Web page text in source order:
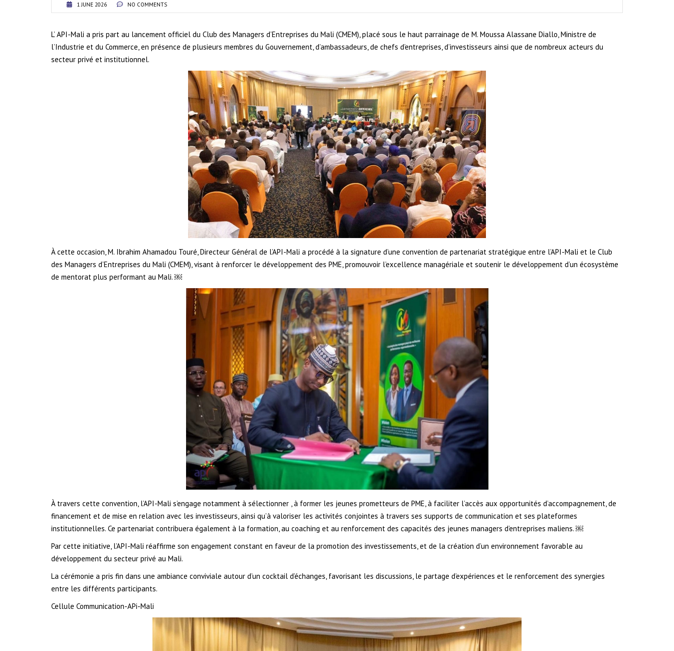
1 JUNE 2026 NO COMMENTS
L’ API-Mali a pris part au lancement officiel du Club des Managers d’Entreprises du Mali (CMEM), placé sous le haut parrainage de M. Moussa Alassane Diallo, Ministre de
l’Industrie et du Commerce, en présence de plusieurs membres du Gouvernement, d’ambassadeurs, de chefs d’entreprises, d’investisseurs ainsi que de nombreux acteurs du
secteur privé et institutionnel.
À cette occasion, M. Ibrahim Ahamadou Touré, Directeur Général de l’API-Mali a procédé à la signature d’une convention de partenariat stratégique entre l’API-Mali et le Club
des Managers d’Entreprises du Mali (CMEM), visant à renforcer le développement des PME, promouvoir l’excellence managériale et soutenir le développement d’un écosystème
de mentorat plus performant au Mali. ￼
À travers cette convention, l’API-Mali s’engage notamment à sélectionner , à former les jeunes prometteurs de PME, à faciliter l’accès aux opportunités d’accompagnement, de
financement et de mise en relation avec les investisseurs, ainsi qu’à valoriser les activités conjointes à travers ses supports de communication et ses plateformes
institutionnelles. Ce partenariat contribuera également à la formation, au coaching et au renforcement des capacités des jeunes managers d’entreprises maliens. ￼
Par cette initiative, l’API-Mali réaffirme son engagement constant en faveur de la promotion des investissements, et de la création d’un environnement favorable au
développement du secteur privé au Mali.
La cérémonie a pris fin dans une ambiance conviviale autour d’un cocktail d’échanges, favorisant les discussions, le partage d’expériences et le renforcement des synergies
entre les différents participants.
Cellule Communication-APi-Mali